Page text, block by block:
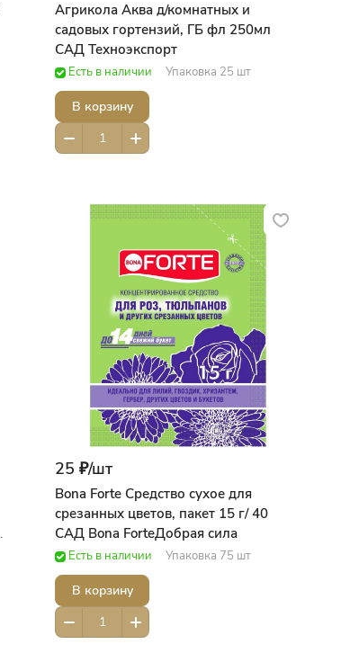
Агрикола Аква д/комнатных и
садовых гортензий, ГБ фл 250мл
САД Техноэкспорт
Есть в наличии Упаковка 25 шт
В корзину
25 ₽/шт
Bona Forte Средство сухое для
срезанных цветов, пакет 15 г/ 40
САД Bona ForteДобрая сила
Есть в наличии Упаковка 75 шт
В корзину